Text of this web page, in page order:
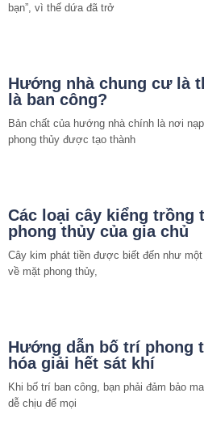
bạn”, vì thế dứa đã trở
Hướng nhà chung cư là
là ban công?
Bản chất của hướng nhà chính là nơi
phong thủy được tạo thành
Các loại cây kiểng trồng
phong thủy của gia chủ
Cây kim phát tiền được biết đến như
về mặt phong thủy,
Hướng dẫn bố trí phong
hóa giải hết sát khí
Khi bố trí ban công, bạn phải đảm bảo
dễ chịu để mọi